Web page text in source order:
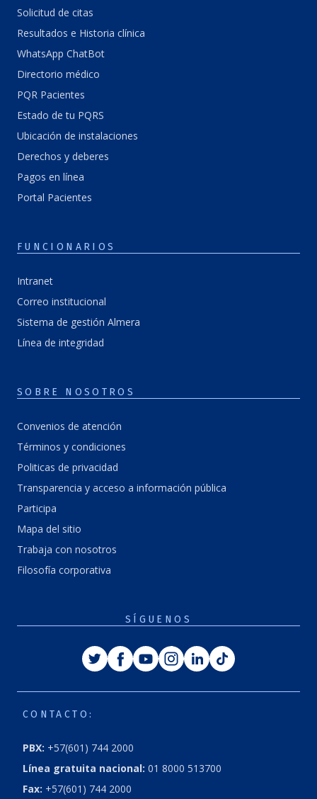
Solicitud de citas
Resultados e Historia clínica
WhatsApp ChatBot
Directorio médico
PQR Pacientes
Estado de tu PQRS
Ubicación de instalaciones
Derechos y deberes
Pagos en línea
Portal Pacientes
FUNCIONARIOS
Intranet
Correo institucional
Sistema de gestión Almera
Línea de integridad
SOBRE NOSOTROS
Convenios de atención
Términos y condiciones
Politicas de privacidad
Transparencia y acceso a información pública
Participa
Mapa del sitio
Trabaja con nosotros
Filosofía corporativa
SÍGUENOS
TwitterFacebook
YoutubeInstagram
LinkedinTiktok
CONTACTO:
PBX: +57(601) 744 2000
Línea gratuita nacional: 01 8000 513700
Fax: +57(601) 744 2000